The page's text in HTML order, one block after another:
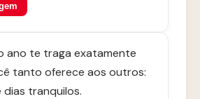
ano te traga exatamente
tanto oferece aos outros:
dias tranquilos.